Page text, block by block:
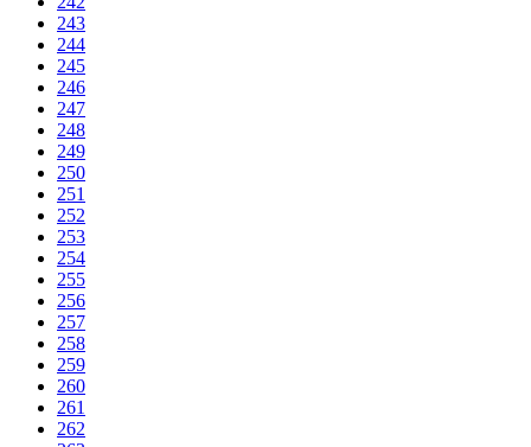
243
244
245
246
247
248
249
250
251
252
253
254
255
256
257
258
259
260
261
262